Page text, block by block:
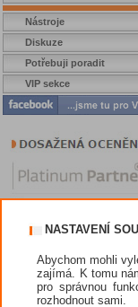
Nástroje
Diskuze
Potřebuji poradit
VIP sekce
NASTAVENÍ
Abychom mohli
zajímá. K tomu
pro správnou
rozhodnout sami.